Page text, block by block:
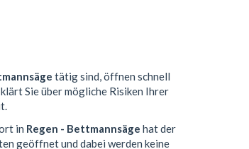
tätig sind, öffnen schnell
klärt Sie über mögliche Risiken Ihrer
in Regen - Bettmannsäge hat der
geöffnet und dabei werden keine